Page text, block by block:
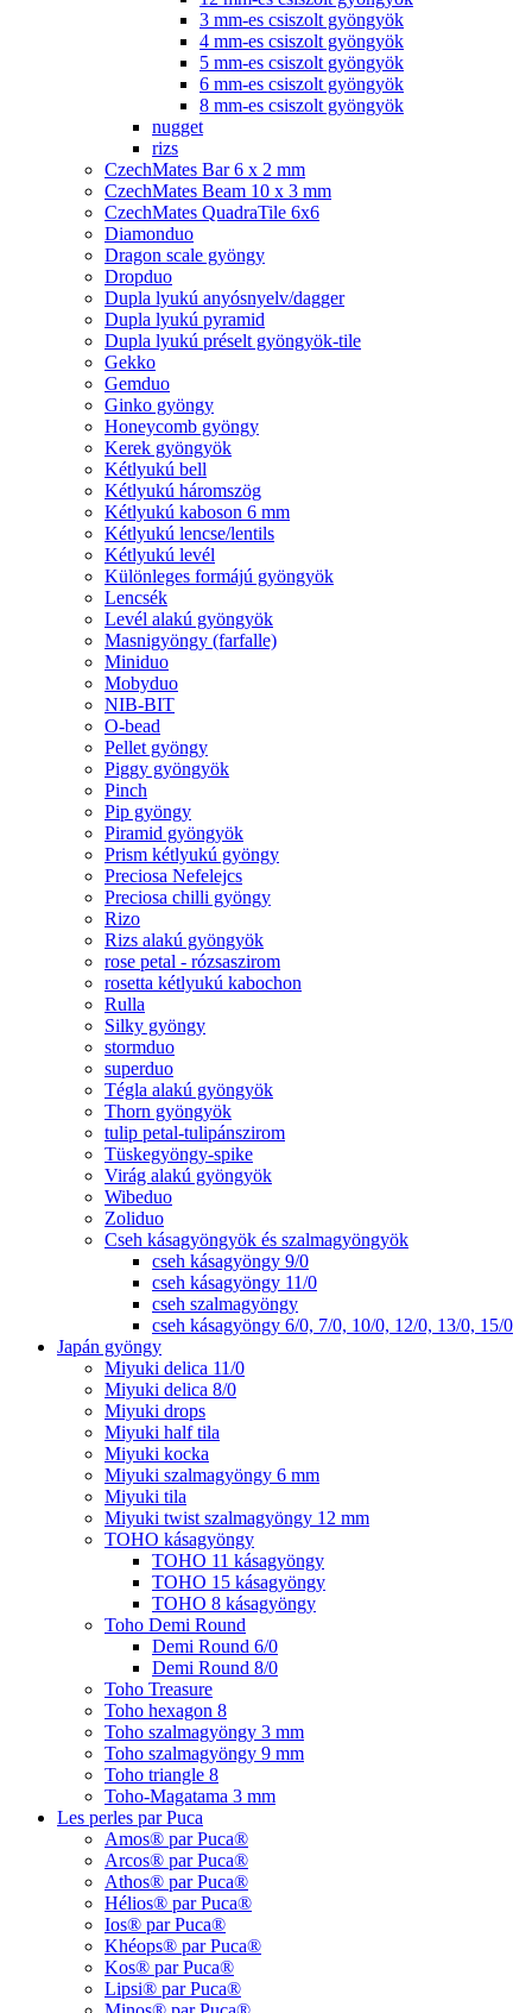
3 mm-es csiszolt gyöngyök
4 mm-es csiszolt gyöngyök
5 mm-es csiszolt gyöngyök
6 mm-es csiszolt gyöngyök
8 mm-es csiszolt gyöngyök
nugget
rizs
CzechMates Bar 6 x 2 mm
CzechMates Beam 10 x 3 mm
CzechMates QuadraTile 6x6
Diamonduo
Dragon scale gyöngy
Dropduo
Dupla lyukú anyósnyelv/dagger
Dupla lyukú pyramid
Dupla lyukú préselt gyöngyök-tile
Gekko
Gemduo
Ginko gyöngy
Honeycomb gyöngy
Kerek gyöngyök
Kétlyukú bell
Kétlyukú háromszög
Kétlyukú kaboson 6 mm
Kétlyukú lencse/lentils
Kétlyukú levél
Különleges formájú gyöngyök
Lencsék
Levél alakú gyöngyök
Masnigyöngy (farfalle)
Miniduo
Mobyduo
NIB-BIT
O-bead
Pellet gyöngy
Piggy gyöngyök
Pinch
Pip gyöngy
Piramid gyöngyök
Prism kétlyukú gyöngy
Preciosa Nefelejcs
Preciosa chilli gyöngy
Rizo
Rizs alakú gyöngyök
rose petal - rózsaszirom
rosetta kétlyukú kabochon
Rulla
Silky gyöngy
stormduo
superduo
Tégla alakú gyöngyök
Thorn gyöngyök
tulip petal-tulipánszirom
Tüskegyöngy-spike
Virág alakú gyöngyök
Wibeduo
Zoliduo
Cseh kásagyöngyök és szalmagyöngyök
cseh kásagyöngy 9/0
cseh kásagyöngy 11/0
cseh szalmagyöngy
cseh kásagyöngy 6/0, 7/0, 10/0, 12/0, 13/0, 15/0
Japán gyöngy
Miyuki delica 11/0
Miyuki delica 8/0
Miyuki drops
Miyuki half tila
Miyuki kocka
Miyuki szalmagyöngy 6 mm
Miyuki tila
Miyuki twist szalmagyöngy 12 mm
TOHO kásagyöngy
TOHO 11 kásagyöngy
TOHO 15 kásagyöngy
TOHO 8 kásagyöngy
Toho Demi Round
Demi Round 6/0
Demi Round 8/0
Toho Treasure
Toho hexagon 8
Toho szalmagyöngy 3 mm
Toho szalmagyöngy 9 mm
Toho triangle 8
Toho-Magatama 3 mm
Les perles par Puca
Amos® par Puca®
Arcos® par Puca®
Athos® par Puca®
Hélios® par Puca®
Ios® par Puca®
Khéops® par Puca®
Kos® par Puca®
Lipsi® par Puca®